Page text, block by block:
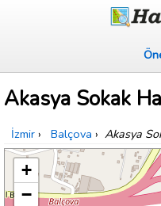
Akasya Sokak
İzmir › Balçova › Akasya
+
−